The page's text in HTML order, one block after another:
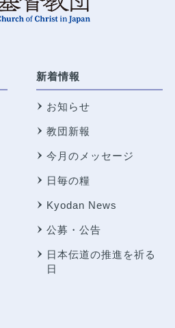
新着情報
お知らせ
教団新報
今月のメッセージ
日毎の糧
Kyodan News
公募・公告
日本伝道の推進を祈る
日